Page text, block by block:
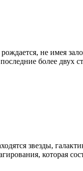
не имея
более двух
звезды,
которая